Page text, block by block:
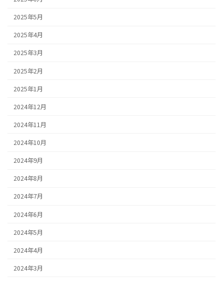
2025年5月
2025年4月
2025年3月
2025年2月
2025年1月
2024年12月
2024年11月
2024年10月
2024年9月
2024年8月
2024年7月
2024年6月
2024年5月
2024年4月
2024年3月